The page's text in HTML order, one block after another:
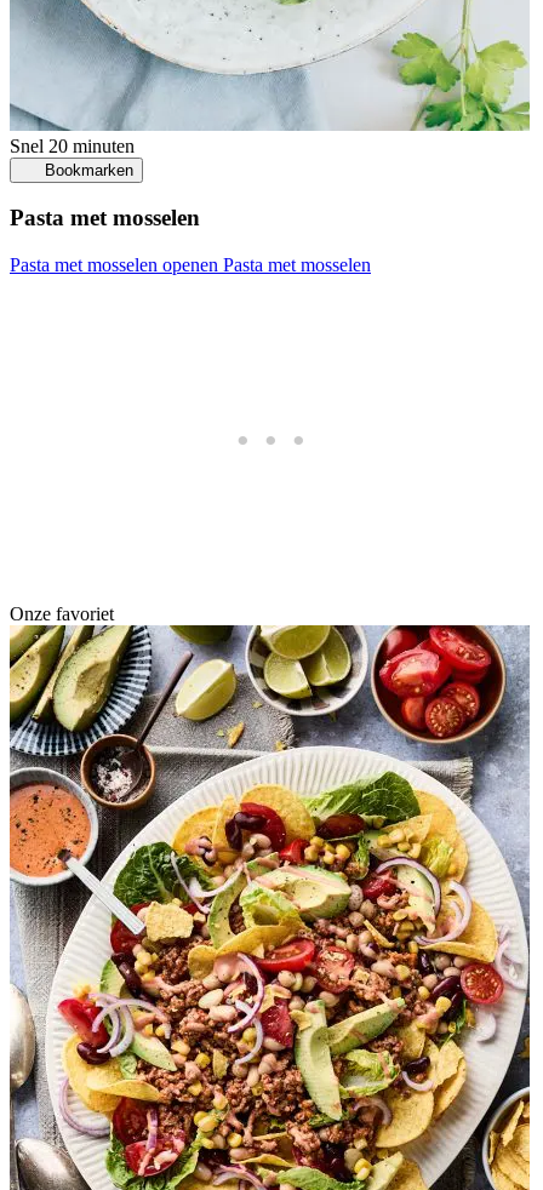
Snel 20 minuten
Bookmarken
Pasta met mosselen
Pasta met mosselen openen Pasta met mosselen
Onze favoriet